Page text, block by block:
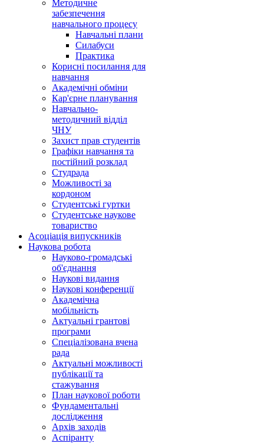
Методичне
забезпечення
навчального процесу
Навчальні плани
Силабуси
Практика
Корисні посилання для
навчання
Академічні обміни
Кар'єрне планування
Навчально-
методичний відділ
ЧНУ
Захист прав студентів
Графіки навчання та
постійний розклад
Студрада
Можливості за
кордоном
Студентські гуртки
Студентське наукове
товариство
Асоціація випускників
Наукова робота
Науково-громадські
об'єднання
Наукові видання
Наукові конференції
Академічна
мобільність
Актуальні грантові
програми
Спеціалізована вчена
рада
Актуальні можливості
публікації та
стажування
План наукової роботи
Фундаментальні
дослідження
Архів заходів
Аспіранту